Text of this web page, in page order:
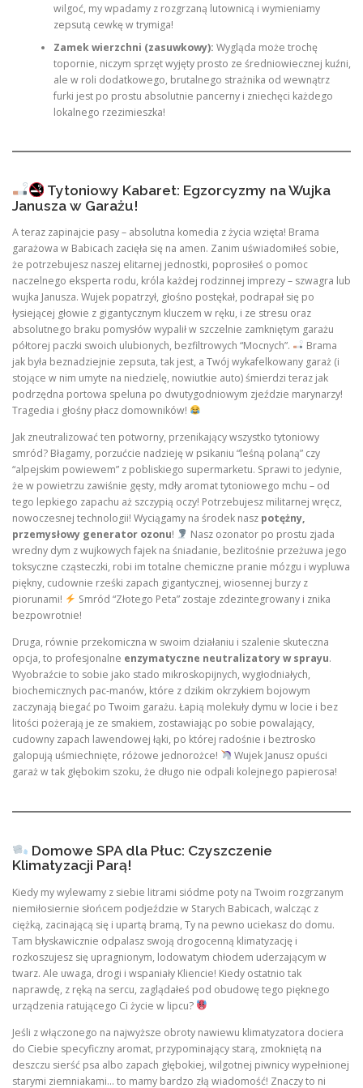
wilgoć, my wpadamy z rozgrzaną lutownicą i wymieniamy
zepsutą cewkę w trymiga!
Zamek wierzchni (zasuwkowy): Wygląda może trochę
topornie, niczym sprzęt wyjęty prosto ze średniowiecznej kuźni,
ale w roli dodatkowego, brutalnego strażnika od wewnątrz
furki jest po prostu absolutnie pancerny i zniechęci każdego
lokalnego rzezimieszka!
Tytoniowy Kabaret: Egzorcyzmy na Wujka
Janusza w Garażu!
A teraz zapinajcie pasy – absolutna komedia z życia wzięta! Brama
garażowa w Babicach zacięła się na amen. Zanim uświadomiłeś sobie,
że potrzebujesz naszej elitarnej jednostki, poprosiłeś o pomoc
naczelnego eksperta rodu, króla każdej rodzinnej imprezy – szwagra lub
wujka Janusza. Wujek popatrzył, głośno postękał, podrapał się po
łysiejącej głowie z gigantycznym kluczem w ręku, i ze stresu oraz
absolutnego braku pomysłów wypalił w szczelnie zamkniętym garażu
półtorej paczki swoich ulubionych, bezfiltrowych “Mocnych”.
Brama
jak była beznadziejnie zepsuta, tak jest, a Twój wykafelkowany garaż (i
stojące w nim umyte na niedzielę, nowiutkie auto) śmierdzi teraz jak
podrzędna portowa speluna po dwutygodniowym zjeździe marynarzy!
Tragedia i głośny płacz domowników!
Jak zneutralizować ten potworny, przenikający wszystko tytoniowy
smród? Błagamy, porzućcie nadzieję w psikaniu “leśną polaną” czy
“alpejskim powiewem” z pobliskiego supermarketu. Sprawi to jedynie,
że w powietrzu zawiśnie gęsty, mdły aromat tytoniowego mchu – od
tego lepkiego zapachu aż szczypią oczy! Potrzebujesz militarnej wręcz,
nowoczesnej technologii! Wyciągamy na środek nasz potężny,
przemysłowy generator ozonu!
Nasz ozonator po prostu zjada
wredny dym z wujkowych fajek na śniadanie, bezlitośnie przeżuwa jego
toksyczne cząsteczki, robi im totalne chemiczne pranie mózgu i wypluwa
piękny, cudownie rześki zapach gigantycznej, wiosennej burzy z
piorunami!
Smród “Złotego Peta” zostaje zdezintegrowany i znika
bezpowrotnie!
Druga, równie przekomiczna w swoim działaniu i szalenie skuteczna
opcja, to profesjonalne enzymatyczne neutralizatory w sprayu.
Wyobraźcie to sobie jako stado mikroskopijnych, wygłodniałych,
biochemicznych pac-manów, które z dzikim okrzykiem bojowym
zaczynają biegać po Twoim garażu. Łapią molekuły dymu w locie i bez
litości pożerają je ze smakiem, zostawiając po sobie powalający,
cudowny zapach lawendowej łąki, po której radośnie i beztrosko
galopują uśmiechnięte, różowe jednorożce!
Wujek Janusz opuści
garaż w tak głębokim szoku, że długo nie odpali kolejnego papierosa!
Domowe SPA dla Płuc: Czyszczenie
Klimatyzacji Parą!
Kiedy my wylewamy z siebie litrami siódme poty na Twoim rozgrzanym
niemiłosiernie słońcem podjeździe w Starych Babicach, walcząc z
ciężką, zacinającą się i upartą bramą, Ty na pewno uciekasz do domu.
Tam błyskawicznie odpalasz swoją drogocenną klimatyzację i
rozkoszujesz się upragnionym, lodowatym chłodem uderzającym w
twarz. Ale uwaga, drogi i wspaniały Kliencie! Kiedy ostatnio tak
naprawdę, z ręką na sercu, zaglądałeś pod obudowę tego pięknego
urządzenia ratującego Ci życie w lipcu?
Jeśli z włączonego na najwyższe obroty nawiewu klimatyzatora dociera
do Ciebie specyficzny aromat, przypominający starą, zmokniętą na
deszczu sierść psa albo zapach głębokiej, wilgotnej piwnicy wypełnionej
starymi ziemniakami… to mamy bardzo złą wiadomość! Znaczy to ni